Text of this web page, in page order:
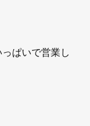
ぱいで営業し